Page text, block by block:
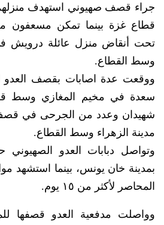
جراء قصف صهيوني استهدف
قطاع غزة بينما تمكن مسعفون
وسط القطاع.
ووقعت عدة اصابات بقصف العدو
سعدة في مخيم المغازي وسط
شهيدان وعدد من الجرحى في
مدينة الزهراء وسط القطاع.
وتواصل دبابات العدو
بمدينة خان يونس، بينما
المحاصر لأكثر من ١٥ يوم.
وواصلت مدفعية العدو قصفها